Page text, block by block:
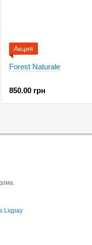
Акция
Forest Naturale
850.00 грн